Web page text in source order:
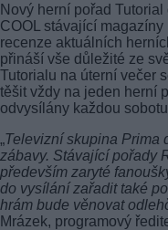
Nový herní pořad
COOL stávající
recenze aktuálních
přináší vše důležité ze
Tutorialu na úterní večer
těšit vždy na jeden herní
odvysílány každou
„Televizní skupina Prima
zábavy. Stávající pořady
především zaryté
do vysílání zařadit také
hrám bude věnovat
Mrázek, programový